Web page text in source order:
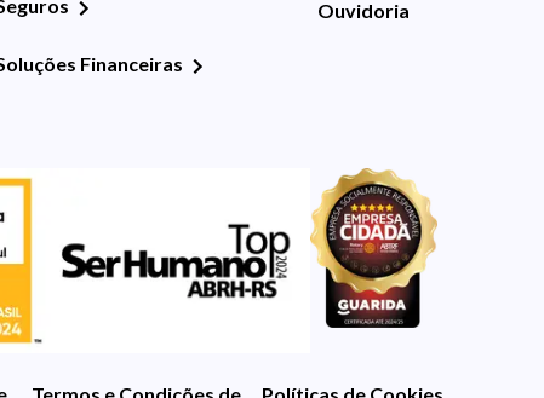
Financeiras
Ouvidoria
Termos e Condições de UsoPolíticas de Cookies